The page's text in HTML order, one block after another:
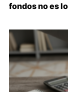
fondos no es